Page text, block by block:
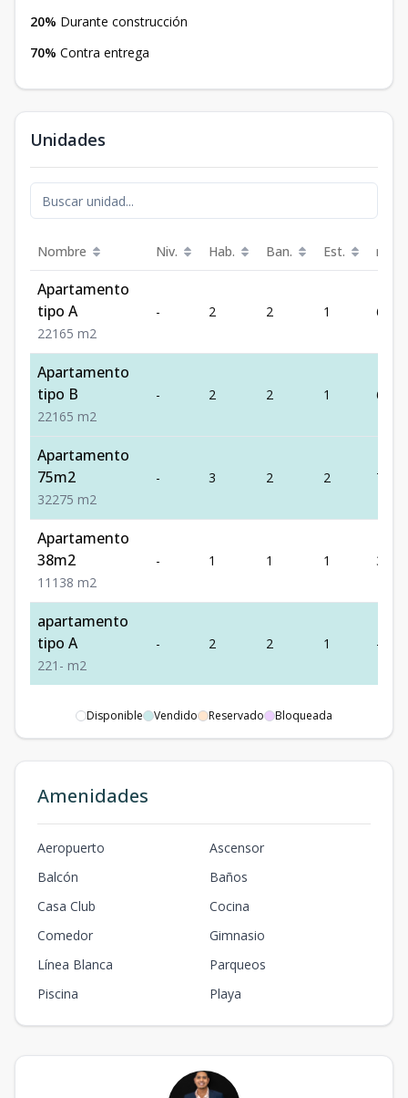
20% Durante construcción
70% Contra entrega
Unidades
Nombre Niv. Hab. Ban. Est. m²
Apartamento
tipo A
221 65 m2
- 2 2 1 65
Apartamento
tipo B
221 65 m2
- 2 2 1 65
Apartamento
75m2
32275 m2
- 3 2 2 75
Apartamento
38m2
1 1 1 38 m2
- 1 1 1 38
apartamento
tipo A
221 - m2
- 2 2 1 -
Disponible Vendido Reservado Bloqueada
Amenidades
Aeropuerto
Ascensor
Balcón
Baños
Casa Club
Cocina
Comedor
Gimnasio
Línea Blanca
Parqueos
Piscina
Playa